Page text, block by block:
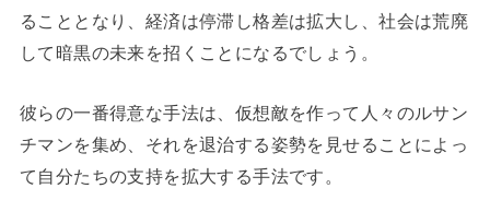
ることとなり、経済は停滞し格差は拡大し、社会は荒廃
して暗黒の未来を招くことになるでしょう。
彼らの一番得意な手法は、仮想敵を作って人々のルサン
チマンを集め、それを退治する姿勢を見せることによっ
て自分たちの支持を拡大する手法です。